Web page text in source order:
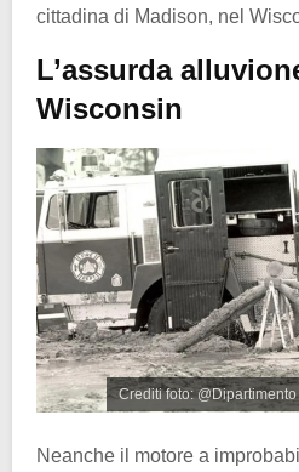
cittadina di Madison, nel
L’assurda
Wisconsin
Crediti foto:
Neanche il motore a